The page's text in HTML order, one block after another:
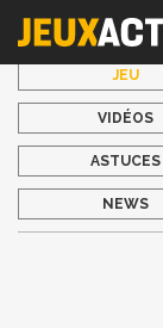
JEU
VIDÉOS
ASTUCES
NEWS